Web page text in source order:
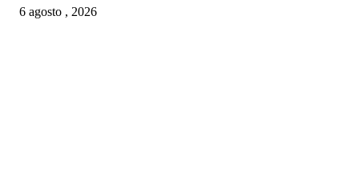
6 agosto , 2026